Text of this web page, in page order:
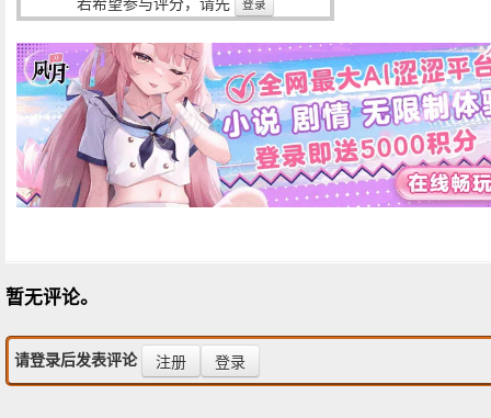
登录
暂无评论。
请登录后发表评论 注册 登录